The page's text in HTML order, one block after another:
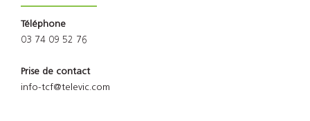
Téléphone
03 74 09 52 76
Prise de contact
info-tcf@televic.com